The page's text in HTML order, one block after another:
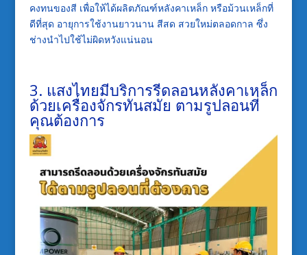
คงทนของสี เพื่อให้ได้ผลิตภัณฑ์หลังคาเหล็ก หรือม้วนเหล็กที่
ดีที่สุด อายุการใช้งานยาวนาน สีสด สวยใหม่ตลอดกาล ซึ่ง
ช่างนำไปใช้ไม่ผิดหวังแน่นอน
3. แสงไทยมีบริการรีดลอนหลังคาเหล็ก
ด้วยเครื่องจักรทันสมัย ตามรูปลอนที่
คุณต้องการ